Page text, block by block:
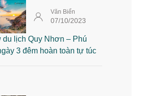
Văn Biển
07/10/2023
du lịch Quy Nhơn – Phú
3 đêm hoàn toàn tự túc